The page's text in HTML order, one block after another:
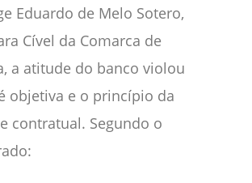
Eduardo de Melo Sotero,
Cível da Comarca de
a atitude do banco violou
objetiva e o princípio da
contratual. Segundo o